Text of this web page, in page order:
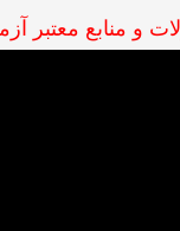
و منابع معتبر